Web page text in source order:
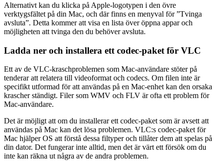
Alternativt kan du klicka på Apple-logotypen i den övre
verktygsfältet på din Mac, och där finns en menyval för ”Tvinga
avsluta”. Detta kommer att visa en lista över öppna appar och
möjligheten att tvinga den du behöver avsluta.
Ladda ner och installera ett codec-paket för VLC
Ett av de VLC-kraschproblemen som Mac-användare stöter på
tenderar att relatera till videoformat och codecs. Om filen inte är
specifikt utformad för att användas på en Mac-enhet kan den orsaka
krascher ständigt. Filer som WMV och FLV är ofta ett problem för
Mac-användare.
Det är möjligt att om du installerar ett codec-paket som är avsett att
användas på Mac kan det lösa problemen. VLC:s codec-paket för
Mac hjälper OS att förstå dessa filtyper och tillåter dem att spelas på
din dator. Det fungerar inte alltid, men det är värt ett försök om du
inte kan räkna ut några av de andra problemen.